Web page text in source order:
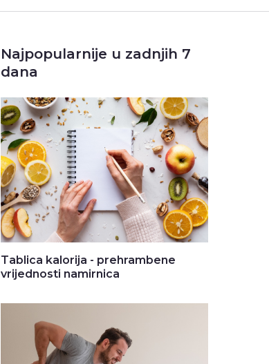
Najpopularnije u zadnjih 7
dana
Tablica kalorija - prehrambene
vrijednosti namirnica